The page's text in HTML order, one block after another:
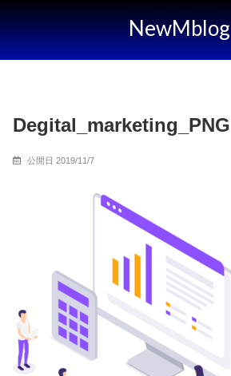
NewMblog
Degital_marketing_PNG
公開日 2019/11/7